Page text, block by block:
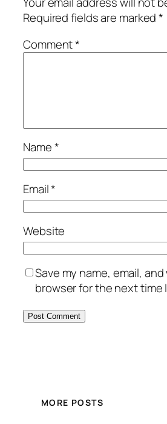
Required fields are marked*
Comment*
Name*
Email*
Website
Save my name, email,
browser for the next time
MORE POSTS